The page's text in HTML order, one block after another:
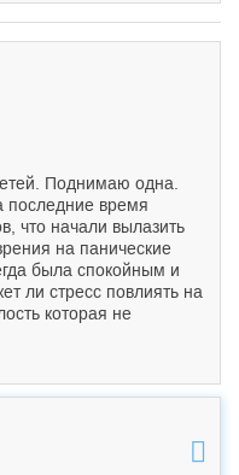
Поднимаю одна.
последние время
что начали вылазить
на панические
была спокойным и
ли стресс повлиять на
которая не